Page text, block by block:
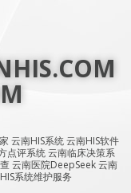
云南HIS系统 云南HIS软件
点评系统 云南临床决策系
云南医院DeepSeek 云南
系统维护服务